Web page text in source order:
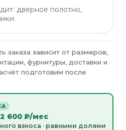
дверное полотно,
заказа зависит от размеров,
фурнитуры, доставки и
подготовим после
2 600 ₽/мес
взноса · равными долями